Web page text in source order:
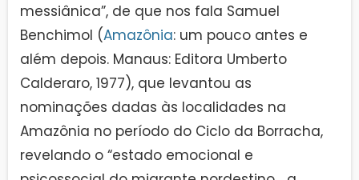
messiânica”, de que nos fala Samuel
Benchimol (Amazônia: um pouco antes e
além depois. Manaus: Editora Umberto
Calderaro, 1977), que levantou as
nominações dadas às localidades na
Amazônia no período do Ciclo da Borracha,
revelando o “estado emocional e